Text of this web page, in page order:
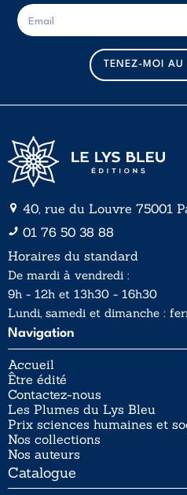
m
a
i
l
E
-
m
TENEZ-MOI
40, rue du Louvre 75001
01 76 50 38 88
Horaires du standard
De mardi à vendredi :
9h - 12h et 13h30 - 16h30
Lundi, samedi et dimanche :
Navigation
Accueil
Être édité
Contactez-nous
Les Plumes du Lys Bleu
Prix sciences humaines et
Nos collections
Nos auteurs
Catalogue